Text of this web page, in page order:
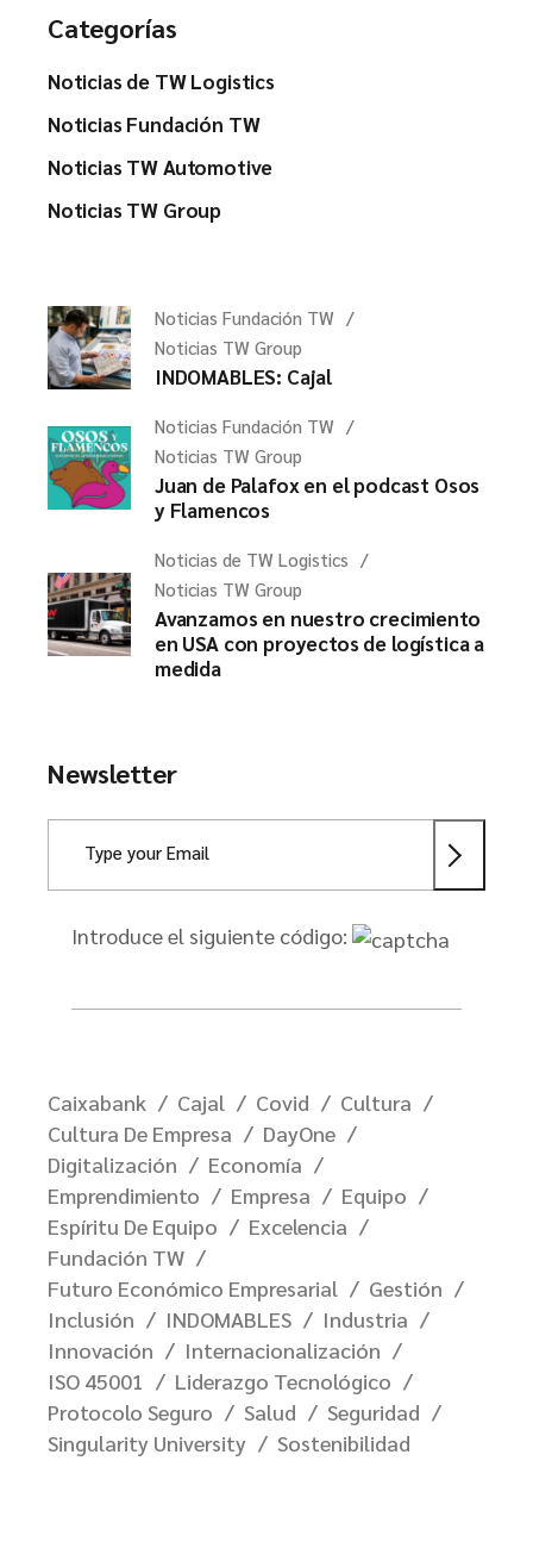
Categorías
Noticias de TW Logistics
Noticias Fundación TW
Noticias TW Automotive
Noticias TW Group
Noticias Fundación TW
Noticias TW Group
INDOMABLES: Cajal
Noticias Fundación TW
Noticias TW Group
Juan de Palafox en el podcast Osos
y Flamencos
Noticias de TW Logistics
Noticias TW Group
Avanzamos en nuestro crecimiento
en USA con proyectos de logística a
medida
Newsletter
Introduce el siguiente código:
Caixabank Cajal Covid
Cultura
Cultura De Empresa
DayOne
Digitalización
Economía
Emprendimiento
Empresa
Equipo
Espíritu De Equipo
Excelencia
Fundación TW
Futuro Económico Empresarial
Gestión
Inclusión
INDOMABLES
Industria
Innovación
Internacionalización
ISO 45001
Liderazgo Tecnológico
Protocolo Seguro
Salud
Seguridad
Singularity University
Sostenibilidad